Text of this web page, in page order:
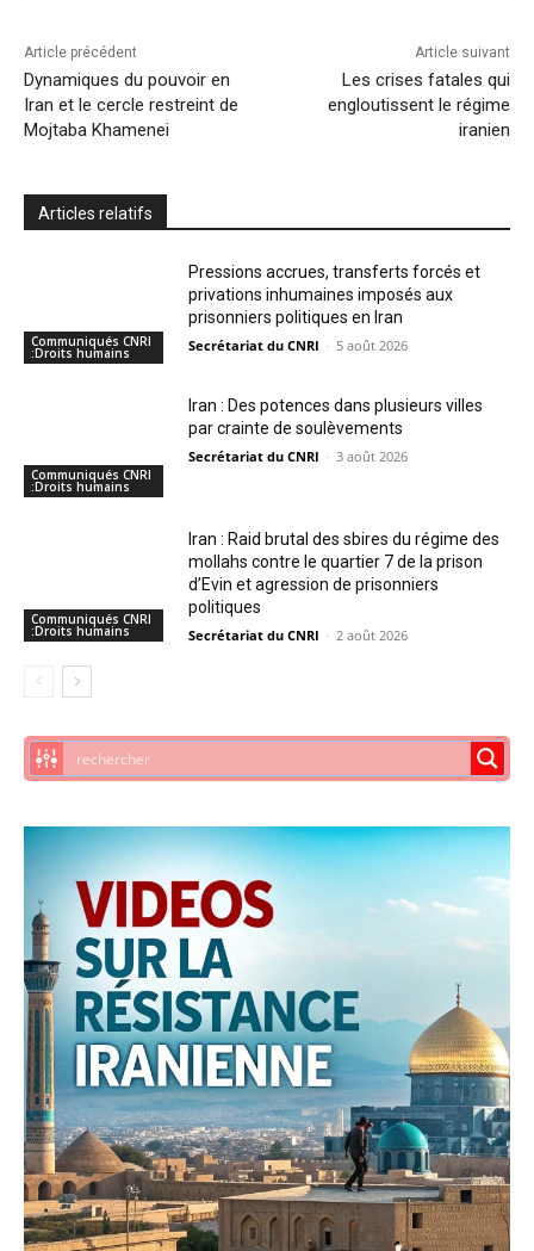
Article précédent
Dynamiques du pouvoir en
Iran et le cercle restreint de
Mojtaba Khamenei
Article suivant
Les crises fatales qui
engloutissent le régime
iranien
Articles relatifs
Communiqués CNRI
:Droits humains
Pressions accrues, transferts forcés et
privations inhumaines imposés aux
prisonniers politiques en Iran
Secrétariat du CNRI - 5 août 2026
Communiqués CNRI
:Droits humains
Iran : Des potences dans plusieurs villes
par crainte de soulèvements
Secrétariat du CNRI - 3 août 2026
Communiqués CNRI
:Droits humains
Iran : Raid brutal des sbires du régime des
mollahs contre le quartier 7 de la prison
d’Evin et agression de prisonniers
politiques
Secrétariat du CNRI - 2 août 2026